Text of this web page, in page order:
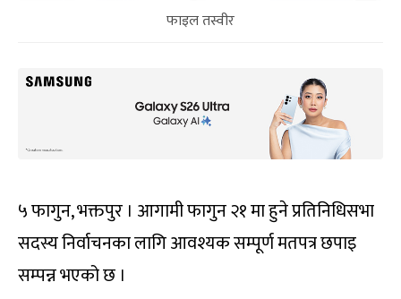
फाइल तस्वीर
५ फागुन, भक्तपुर । आगामी फागुन २१ मा हुने प्रतिनिधिसभा
सदस्य निर्वाचनका लागि आवश्यक सम्पूर्ण मतपत्र छपाइ
सम्पन्न भएको छ ।